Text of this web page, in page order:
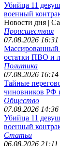
Убийца 11
военный
Новости дня |
Происшествия
07.08.2026 16:31
Массированный
остатки ПВО и
Политика
07.08.2026 16:14
Тайные
чиновников РФ
Общество
07.08.2026 14:36
Убийца 11
военный
Статьи
06.08.2026 21:11